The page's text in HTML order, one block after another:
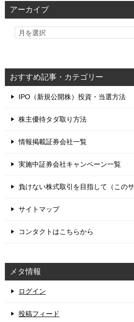
アーカイブ
おすすめ記事・カテゴリー
IPO（新規公開株）投資・当選方法
株主優待タダ取り方法
情報掲載証券会社一覧
実施中証券会社キャンペーン一覧
負けない株式取引を目指して（この
サイトマップ
コンタクトはこちらから
メタ情報
ログイン
投稿フィード